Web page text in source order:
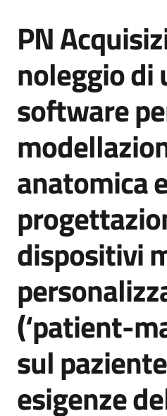
di
acquisto
Supporto
Piattaforme
telematiche
site
Seguici
su
Salta al contenuto
PN
noleggio di
software
anatomica
dispositivi
(‘patient-
sul
esigenze